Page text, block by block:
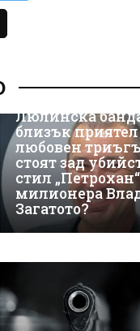
Люлинска
близък
любовен
стоят зад
стил
милионера
Загатото?